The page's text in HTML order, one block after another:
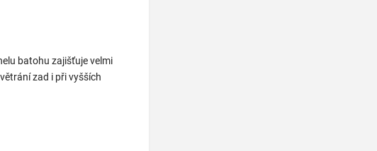
batohu zajišťuje velmi
zad i při vyšších